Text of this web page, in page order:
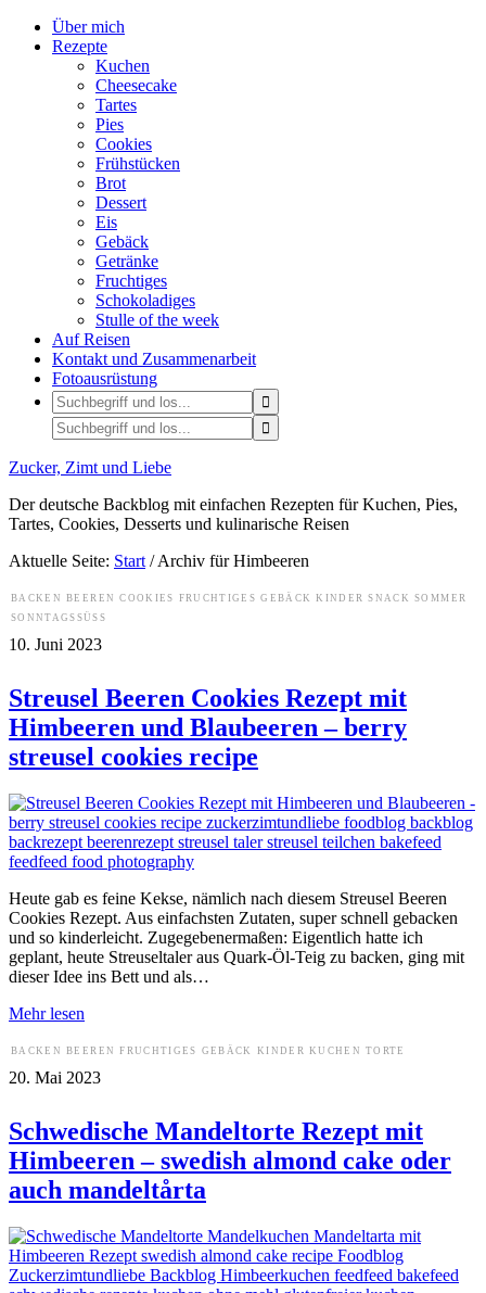
Über mich
Rezepte
Kuchen
Cheesecake
Tartes
Pies
Cookies
Frühstücken
Brot
Dessert
Eis
Gebäck
Getränke
Fruchtiges
Schokoladiges
Stulle of the week
Auf Reisen
Kontakt und Zusammenarbeit
Fotoausrüstung
Zucker, Zimt und Liebe
Der deutsche Backblog mit einfachen Rezepten für Kuchen, Pies,
Tartes, Cookies, Desserts und kulinarische Reisen
Aktuelle Seite: Start /Archiv für Himbeeren
BACKEN BEEREN COOKIES FRUCHTIGES GEBÄCK KINDER SNACK
SOMMER
SONNTAGSSÜSS
10. Juni 2023
Streusel Beeren Cookies Rezept mit
Himbeeren und Blaubeeren – berry
streusel cookies recipe
Heute gab es feine Kekse, nämlich nach diesem Streusel Beeren
Cookies Rezept. Aus einfachsten Zutaten, super schnell gebacken
und so kinderleicht. Zugegebenermaßen: Eigentlich hatte ich
geplant, heute Streuseltaler aus Quark-Öl-Teig zu backen, ging mit
dieser Idee ins Bett und als…
Mehr lesen
BACKEN BEEREN FRUCHTIGES GEBÄCK KINDER KUCHEN TORTE
20. Mai 2023
Schwedische Mandeltorte Rezept mit
Himbeeren – swedish almond cake oder
auch mandeltårta